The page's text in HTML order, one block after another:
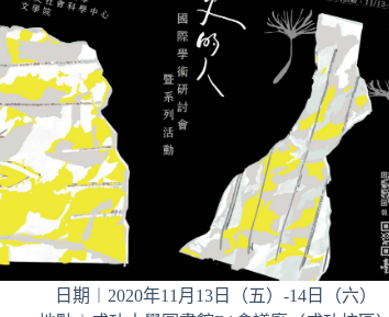
日期︱2020年11月13日（五）-14日（六）